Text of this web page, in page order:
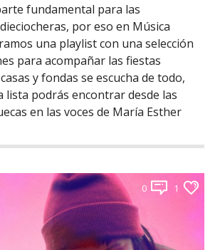
fundamental para las
por eso en Música
una playlist con una selección
para acompañar las fiestas
y fondas se escucha de todo,
lista podrás encontrar desde las
en las voces de María Esther
0 1